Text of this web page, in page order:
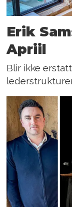
Erik
Apriil
Blir ikke